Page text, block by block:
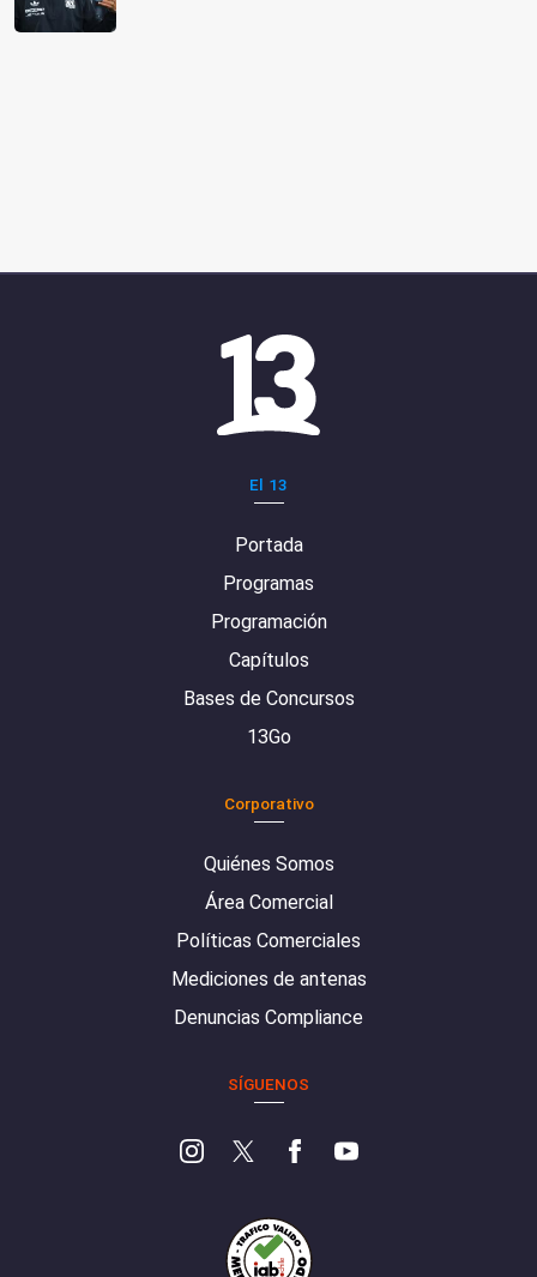
El 13
Portada
Programas
Programación
Capítulos
Bases de Concursos
13Go
Corporativo
Quiénes Somos
Área Comercial
Políticas Comerciales
Mediciones de antenas
Denuncias Compliance
SÍGUENOS